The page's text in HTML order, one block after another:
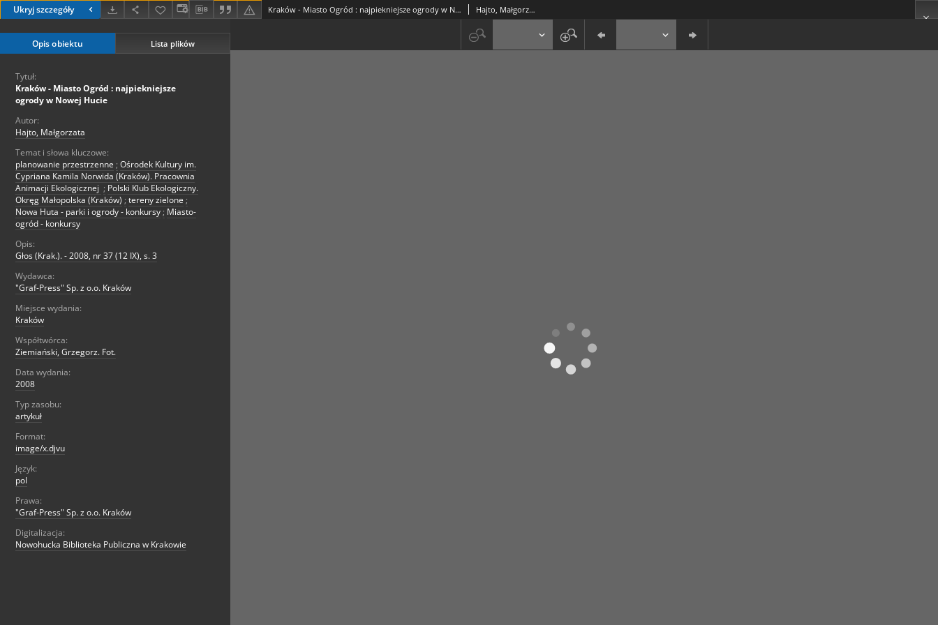
Ukryj szczegóły Kraków - Miasto Ogród : najpiekniejsze ogrody w Nowej Hucie Hajto, Małgorzata
Opis obiektu Lista plików
Tytuł:
Kraków - Miasto Ogród : najpiekniejsze
ogrody w Nowej Hucie
Autor:
Hajto, Małgorzata
Temat i słowa kluczowe:
planowanie przestrzenne ; Ośrodek Kultury im.
Cypriana Kamila Norwida (Kraków). Pracownia
Animacji Ekologicznej ; Polski Klub Ekologiczny.
Okręg Małopolska (Kraków) ; tereny zielone ;
Nowa Huta - parki i ogrody - konkursy ; Miasto-
ogród - konkursy
Opis:
Głos (Krak.). - 2008, nr 37 (12 IX), s. 3
Wydawca:
"Graf-Press" Sp. z o.o. Kraków
Miejsce wydania:
Kraków
Współtwórca:
Ziemiański, Grzegorz. Fot.
Data wydania:
2008
Typ zasobu:
artykuł
Format:
image/x.djvu
Język:
pol
Prawa:
"Graf-Press" Sp. z o.o. Kraków
Digitalizacja:
Nowohucka Biblioteka Publiczna w Krakowie